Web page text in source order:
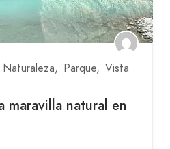
Parque Vista
maravilla natural en